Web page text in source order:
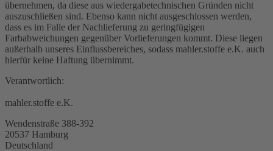
übernehmen, da diese aus wiedergabetechnischen Gründen nicht
auszuschließen sind. Ebenso kann nicht ausgeschlossen werden,
dass es im Falle der Nachlieferung zu geringfügigen
Farbabweichungen gegenüber Vorlieferungen kommt. Diese liegen
außerhalb unseres Einflussbereiches, sodass mahler.stoffe e.K. auch
hierfür keine Haftung übernimmt.
Verantwortlich:
mahler.stoffe e.K.
Wendenstraße 388-392
20537 Hamburg
Deutschland